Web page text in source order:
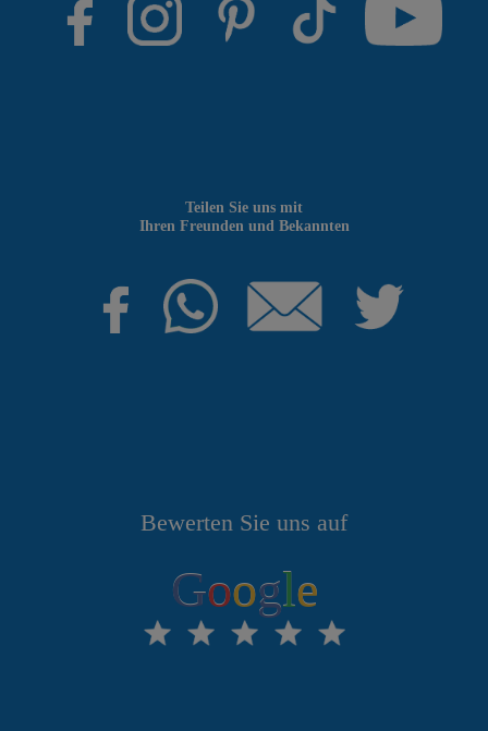
Bewerten Sie uns auf
Google
Teilen Sie uns mit
Ihren Freunden und Bekannten